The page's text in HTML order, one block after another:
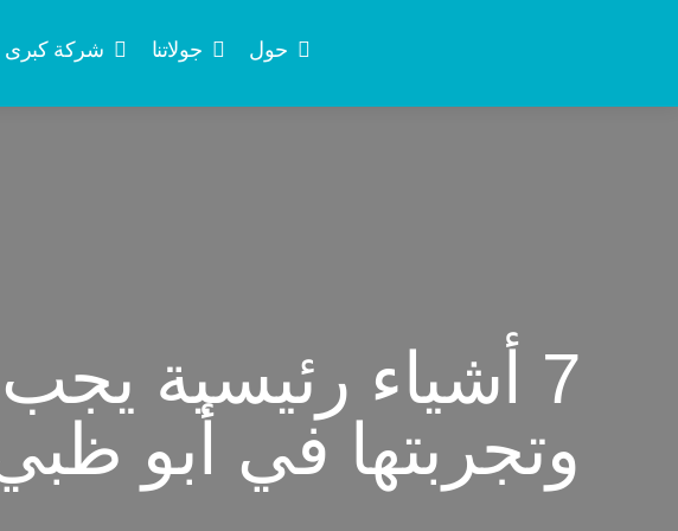
حول جولاتنا شركة كبرى
7 أشياء رئيسية
وتجربتها في أبو